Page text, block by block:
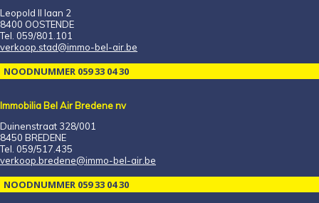
Leopold II laan 2
8400 OOSTENDE
Tel. 059/801.101
verkoop.stad@immo-bel-air.be
NOODNUMMER 059 33 04 30
Immobilia Bel Air Bredene nv
Duinenstraat 328/001
8450 BREDENE
Tel. 059/517.435
verkoop.bredene@immo-bel-air.be
NOODNUMMER 059 33 04 30